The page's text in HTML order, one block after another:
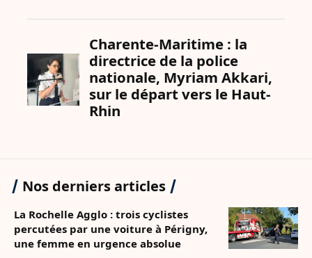
Nos derniers articles
La Rochelle Agglo : trois cyclistes
percutées par une voiture à Périgny,
une femme en urgence absolue